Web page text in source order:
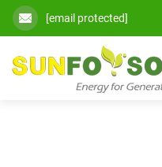
[email protected]